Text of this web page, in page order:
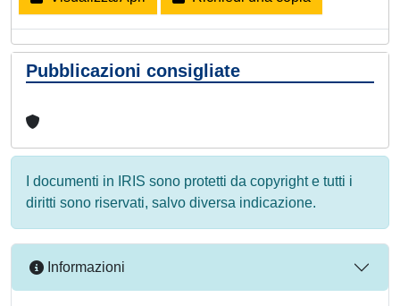
Pubblicazioni consigliate
I documenti in IRIS sono protetti da copyright e tutti i
diritti sono riservati, salvo diversa indicazione.
Informazioni